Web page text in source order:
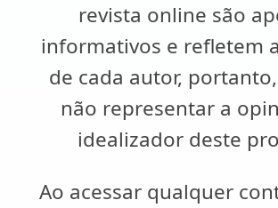
revista online são
informativos e refletem
de cada autor,
não representar a
idealizador deste
Ao acessar qualquer